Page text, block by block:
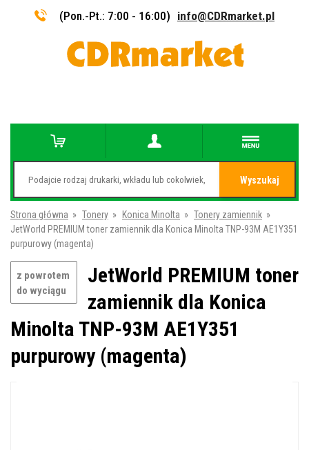
(Pon.-Pt.: 7:00 - 16:00) info@CDRmarket.pl
Wyszukaj
Strona główna » Tonery » Konica Minolta » Tonery zamiennik »
JetWorld PREMIUM toner zamiennik dla Konica Minolta TNP-93M AE1Y351
purpurowy (magenta)
z powrotem
do wyciągu
JetWorld PREMIUM toner
zamiennik dla Konica
Minolta TNP-93M AE1Y351
purpurowy (magenta)